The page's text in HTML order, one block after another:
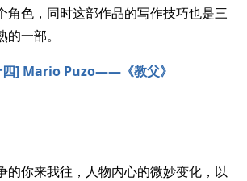
角色，同时这部作品的写作技巧也是三
一部。
四] Mario Puzo——《教父》
的你来我往，人物内心的微妙变化，以